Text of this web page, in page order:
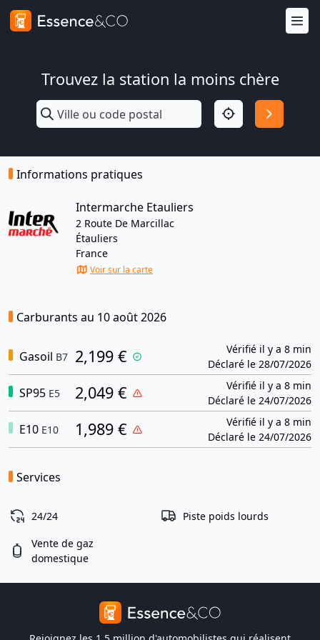
Trouvez la station la moins chère
Informations pratiques
Intermarche Etauliers
2 Route De Marcillac
Étauliers
France
Voir sur la carte
Carburants au 10 août 2026
Gasoil B7 2,199 €
Vérifié il y a 8 min
Déclaré le 28/07/2026
SP95 E5 2,049 €
Vérifié il y a 8 min
Déclaré le 24/07/2026
E10 E10 1,989 €
Vérifié il y a 8 min
Déclaré le 24/07/2026
Services
24/24 Piste poids lourds
Vente de gaz
domestique